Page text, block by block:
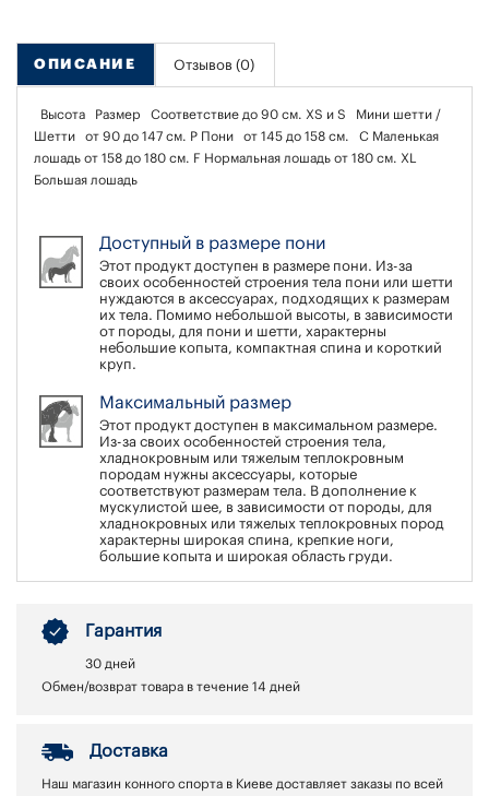
ОПИСАНИЕ Отзывов (0)
Высота Размер Соответствие до 90 см. XS и S Мини шетти /
Шетти от 90 до 147 см. P Пони от 145 до 158 см. C Маленькая
лошадь от 158 до 180 см. F Нормальная лошадь от 180 см. XL
Большая лошадь
Доступный в размере пони
Этот продукт доступен в размере пони. Из-за
своих особенностей строения тела пони или шетти
нуждаются в аксессуарах, подходящих к размерам
их тела. Помимо небольшой высоты, в зависимости
от породы, для пони и шетти, характерны
небольшие копыта, компактная спина и короткий
круп.
Максимальный размер
Этот продукт доступен в максимальном размере.
Из-за своих особенностей строения тела,
хладнокровным или тяжелым теплокровным
породам нужны аксессуары, которые
соответствуют размерам тела. В дополнение к
мускулистой шее, в зависимости от породы, для
хладнокровных или тяжелых теплокровных пород
характерны широкая спина, крепкие ноги,
большие копыта и широкая область груди.
Гарантия
30 дней
Обмен/возврат товара в течение 14 дней
Доставка
Наш магазин конного спорта в Киеве доставляет заказы по всей